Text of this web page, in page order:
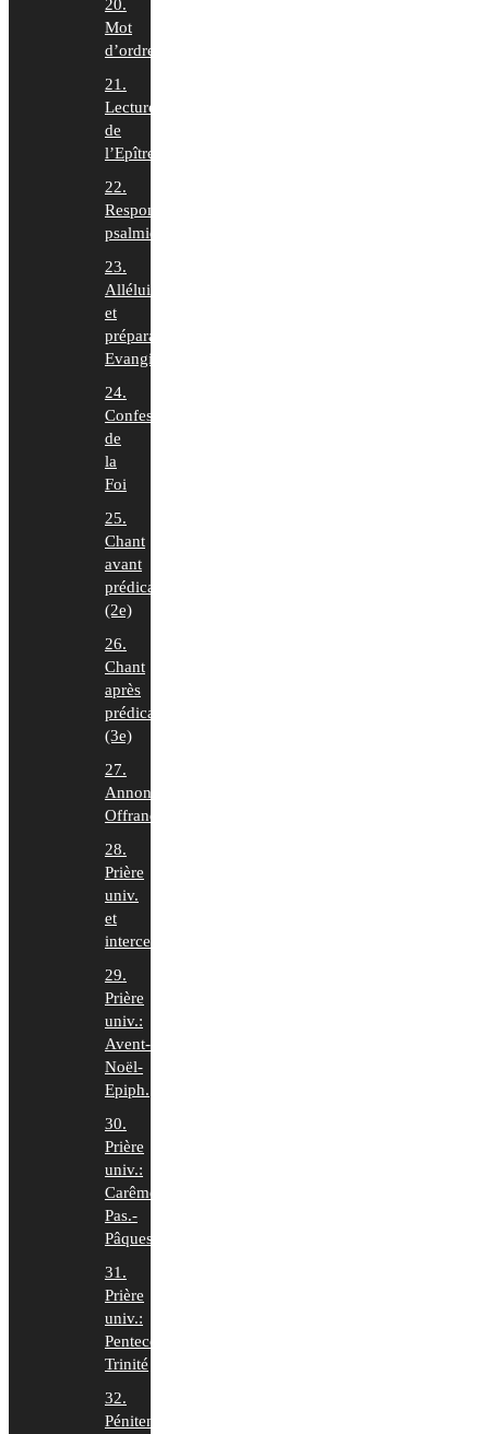
20.
Mot
d’ordre
21.
Lecture
de
l’Epître
22.
Responsoriums
psalmiques
23.
Alléluia
et
préparation
Evangile
24.
Confession
de
la
Foi
25.
Chant
avant
prédication
(2e)
26.
Chant
après
prédication
(3e)
27.
Annonces,
Offrande
28.
Prière
univ.
et
intercession
29.
Prière
univ.:
Avent-
Noël-
Epiph.
30.
Prière
univ.:
Carême-
Pas.-
Pâques
31.
Prière
univ.:
Pentecôte-
Trinité
32.
Pénitence